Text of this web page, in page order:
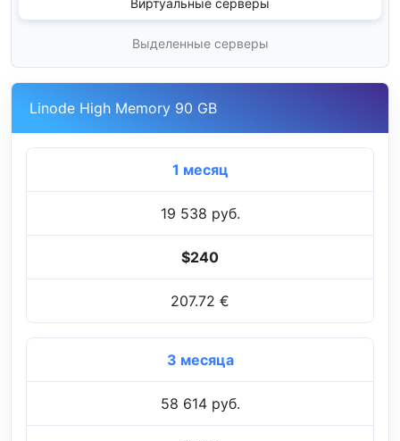
Виртуальные серверы
Выделенные серверы
Linode High Memory 90 GB
1 месяц
19 538 руб.
$240
207.72 €
3 месяца
58 614 руб.